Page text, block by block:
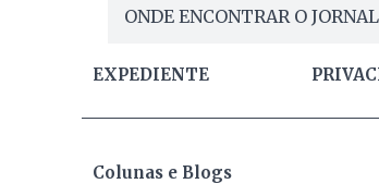
ONDE ENCONTRAR O
EXPEDIENTE
Colunas e Blogs